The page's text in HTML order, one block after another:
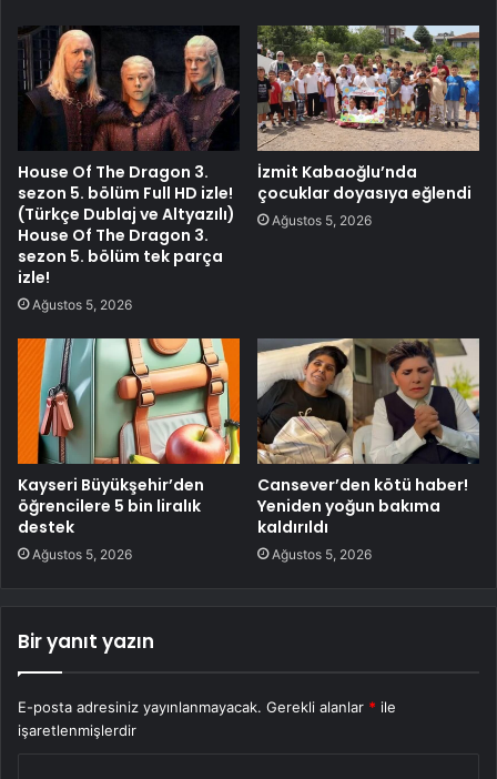
House Of The Dragon 3.
sezon 5. bölüm Full HD izle!
(Türkçe Dublaj ve Altyazılı)
House Of The Dragon 3.
sezon 5. bölüm tek parça
izle!
Ağustos 5, 2026
İzmit Kabaoğlu’nda
çocuklar doyasıya eğlendi
Ağustos 5, 2026
Kayseri Büyükşehir’den
öğrencilere 5 bin liralık
destek
Ağustos 5, 2026
Cansever’den kötü haber!
Yeniden yoğun bakıma
kaldırıldı
Ağustos 5, 2026
Bir yanıt yazın
E-posta adresiniz yayınlanmayacak. Gerekli alanlar * ile
işaretlenmişlerdir